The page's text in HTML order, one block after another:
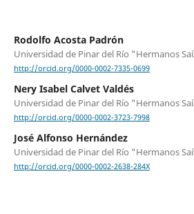
Rodolfo Acosta Padrón
Universidad de Pinar del Río "Hermanos
http://orcid.org/0000-0002-7335-0699
Nery Isabel Calvet Valdés
Universidad de Pinar del Río "Hermanos
http://orcid.org/0000-0002-3723-7998
José Alfonso Hernández
Universidad de Pinar del Río "Hermanos
http://orcid.org/0000-0002-2638-284X